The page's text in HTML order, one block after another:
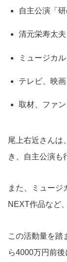
自主公演「
清元栄寿太
ミュージカ
テレビ、映
取材、ファ
尾上右近さんは
き、自主公演も
また、ミュージ
NEXT作品など
この活動量を踏
ら4000万円前後